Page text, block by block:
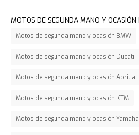
MOTOS DE SEGUNDA MANO Y OCASIÓN
Motos de segunda mano y ocasión BMW
Motos de segunda mano y ocasión Ducati
Motos de segunda mano y ocasión Aprilia
Motos de segunda mano y ocasión KTM
Motos de segunda mano y ocasión Yamaha